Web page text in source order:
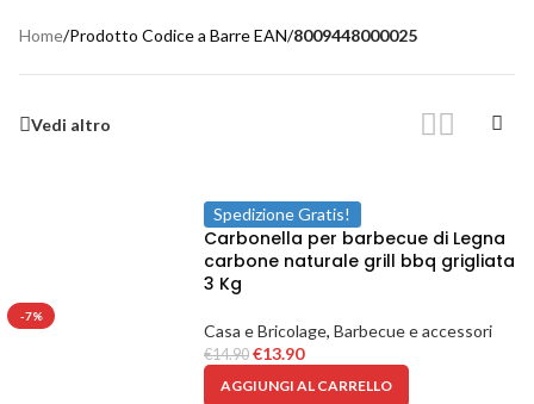
Home/Prodotto Codice a Barre EAN/8009448000025
Vedi altro
-7%
Spedizione Gratis!
Carbonella per barbecue di Legna
carbone naturale grill bbq grigliata
3 Kg
Casa e Bricolage, Barbecue e accessori
€14.90 €13.90
AGGIUNGI AL CARRELLO